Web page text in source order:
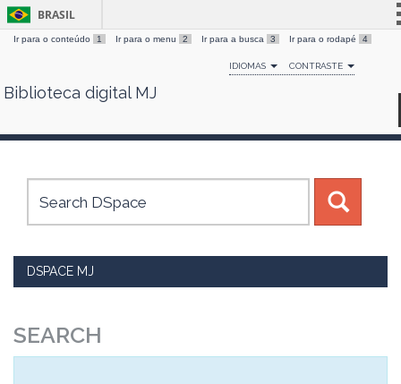
Skip
BRASIL
Simplifique!
Comunica BR
Canais
Ir para o conteúdo 1 Ir para o menu 2 Ir para a busca 3 Ir para o rodapé 4
IDIOMAS CONTRASTE
Biblioteca digital MJ
DSPACE MJ
SEARCH